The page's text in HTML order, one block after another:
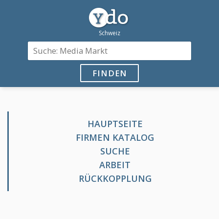
FINDEN
HAUPTSEITE
FIRMEN KATALOG
SUCHE
ARBEIT
RÜCKKOPPLUNG